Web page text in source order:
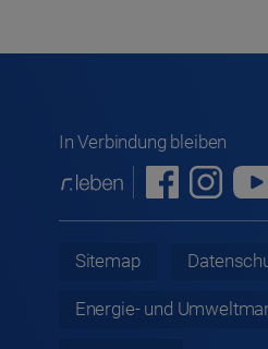
In Verbindung bleiben
Sitemap
Energie- und